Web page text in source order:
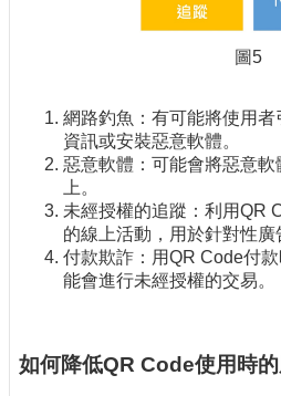
圖5
網路釣魚：有可能將使用者
資訊或安裝惡意軟體。
惡意軟體：可能會將惡意
上。
未經授權的追蹤：利用QR
的線上活動，用於針對性廣
付款欺詐：用QR Code付
能會進行未經授權的交易。
如何降低QR Code使用時